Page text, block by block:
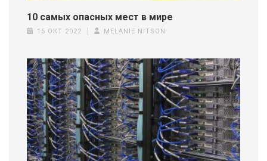
10 самых опасных мест в мире
15 ОКТ 2022 MELANIE NITSON